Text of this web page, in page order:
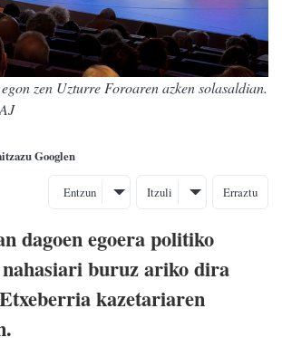
zen Uzturre Foroaren azken solasaldian.
Googlen
Entzun Itzuli Erraztu
dagoen egoera politiko
buruz ariko dira
kazetariaren